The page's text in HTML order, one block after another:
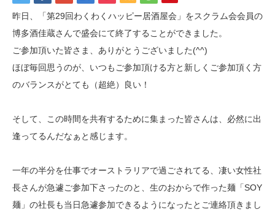
昨日、「第29回わくわくハッピー居酒屋会」をスクラム会会員の
博多酒佳蔵さんで盛会にて終了することができました。
ご参加頂いた皆さま、ありがとうございました(^^)
ほぼ毎回思うのが、いつもご参加頂ける方と新しくご参加頂く方
のバランスがとても（超絶）良い！
そして、この時間を共有するために集まった皆さんは、必然に出
逢ってるんだなぁと感じます。
一年の半分を仕事でオーストラリアで過ごされてる、凄い女性社
長さんが急遽ご参加下さったのと、生のおからで作った麺「SOY
麺」の社長も当日急遽参加できるようになったとご連絡頂きまし